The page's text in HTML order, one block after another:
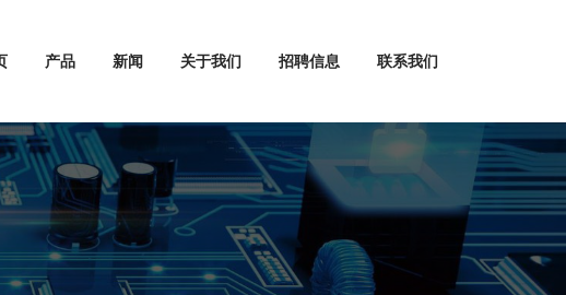
产品 新闻 关于我们 招聘信息 联系我们